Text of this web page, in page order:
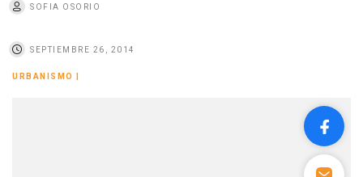
SOFIA OSORIO
SEPTIEMBRE 26, 2014
URBANISMO